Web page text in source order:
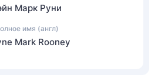
Марк Руни
имя (англ)
Mark Rooney